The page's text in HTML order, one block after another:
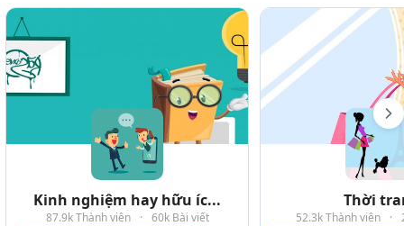
Kinh nghiệm hay hữu íc...
87.9k Thành viên · 60k Bài viết
Thời
52.3k Thành viên ·